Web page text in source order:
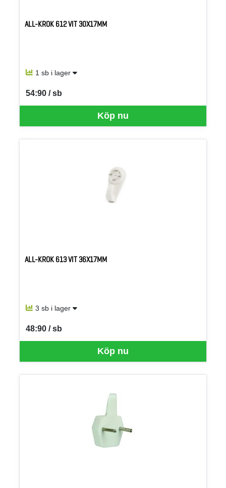
ALL-KROK 612 VIT 30X17MM
1 sb i lager
Köp nu
54:90 / sb
SEK per SB
ALL-KROK 613 VIT 36X17MM
3 sb i lager
Köp nu
48:90 / sb
SEK per SB